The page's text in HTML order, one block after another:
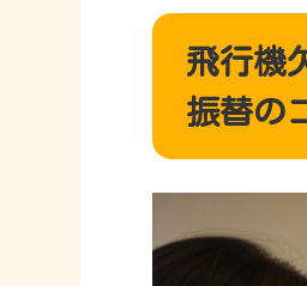
飛行機
振替の